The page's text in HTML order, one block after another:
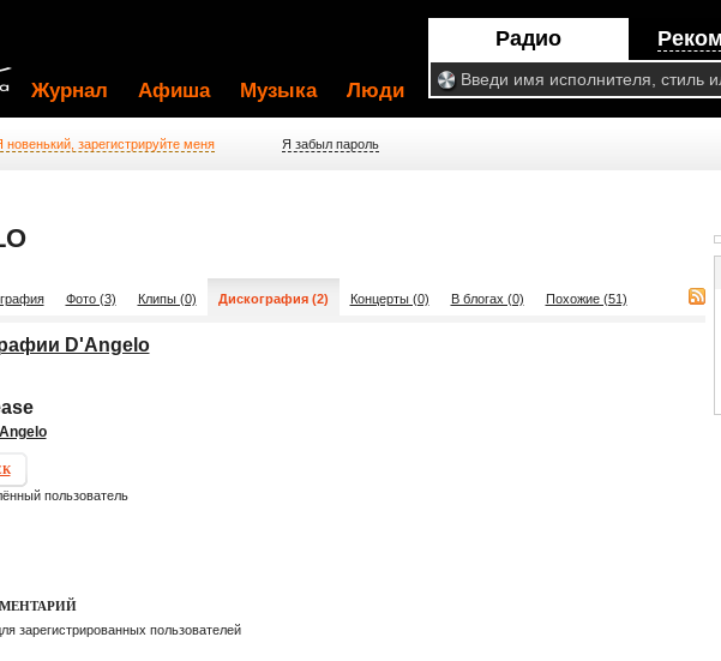
Радио
Журнал Афиша Музыка Люди
новенький, зарегистрируйте меня Я забыл пароль
Фото (3) Клипы (0) Дискография (2) Концерты (0) В блогах (0) Похожие (51)
D'Angelo
пользователь
зарегистрированных пользователей